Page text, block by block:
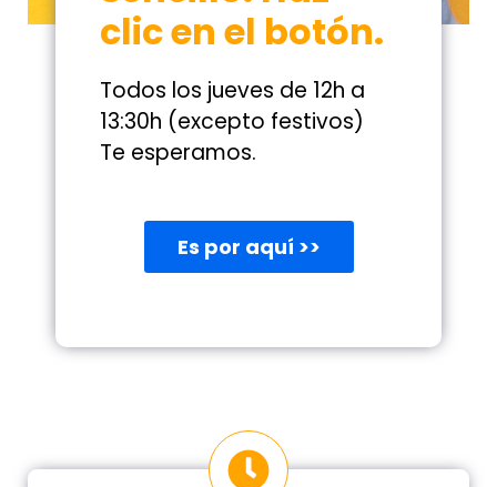
clic en el botón.
Todos los jueves de 12h a
13:30h (excepto festivos)
Te esperamos.
Es por aquí >>